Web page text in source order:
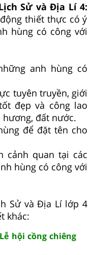
Sử và Địa Lí 4:
thiết thực có ý
hùng có công với
anh hùng có
tuyên truyền, giới
đẹp và công lao
hương, đất nước.
để đặt tên cho
cảnh quan tại các
hùng có công với
Sử và Địa Lí lớp 4
khác:
hội cồng chiêng